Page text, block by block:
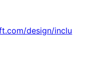
design/inclu